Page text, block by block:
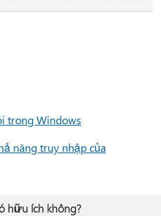
trong Windows
năng truy nhập của
hữu ích không?